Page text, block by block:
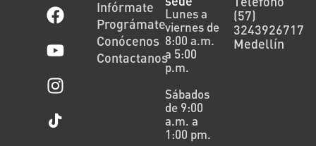
Infórmate
Prográmate
Conócenos
Contactanos
Lunes a
viernes de
8:00 a.m.
a 5:00
p.m.
Sábados
de 9:00
a.m. a
1:00 pm.
(57)
3243926717
Medellín